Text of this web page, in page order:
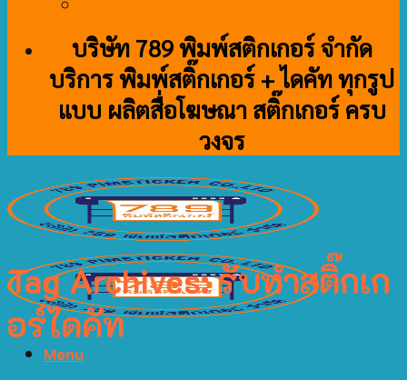
บริษัท 789 พิมพ์สติกเกอร์ จำกัด
บริการ พิมพ์สติ๊กเกอร์ + ไดคัท ทุกรูป
แบบ ผลิตสื่อโฆษณา สติ๊กเกอร์ ครบ
วงจร
Menu
Tag Archives:รับทำสติ๊กเก
อร์ไดคัท